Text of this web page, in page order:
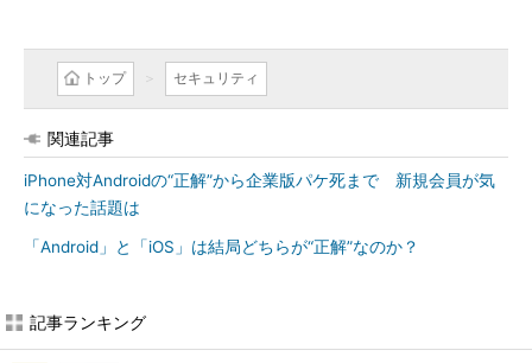
トップ セキュリティ
関連記事
iPhone対Androidの“正解”から企業版パケ死まで 新規会員が気
になった話題は
「Android」と「iOS」は結局どちらが“正解”なのか？
記事ランキング